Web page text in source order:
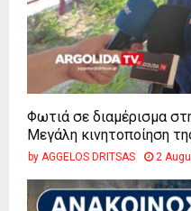
Φωτιά σε διαμέρισμα
Μεγάλη κινητοποίηση
by AGGELOS DRITSAS 2